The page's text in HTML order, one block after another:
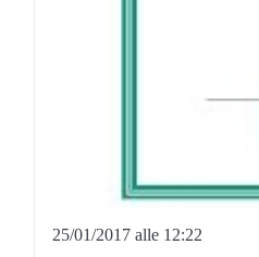
25/01/2017 alle 12:22